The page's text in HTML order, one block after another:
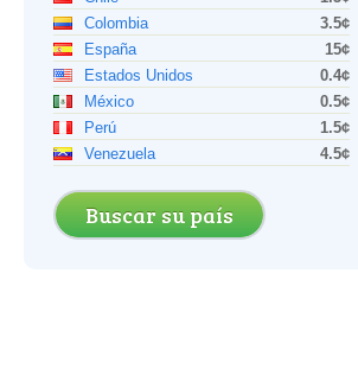
Colombia
3.5¢
España
15¢
Estados Unidos
0.4¢
México
0.5¢
Perú
1.5¢
Venezuela
4.5¢
Buscar su país